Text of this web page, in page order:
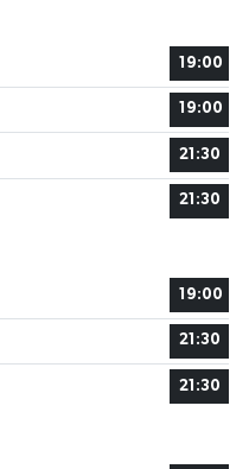
19:00
19:00
21:30
21:30
19:00
21:30
21:30